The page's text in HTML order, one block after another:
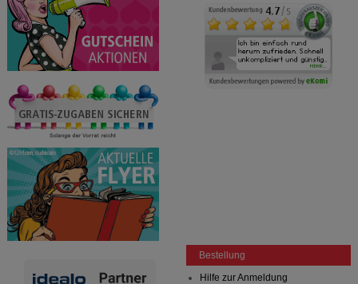
Bestellung
Hilfe zur Anmeldung